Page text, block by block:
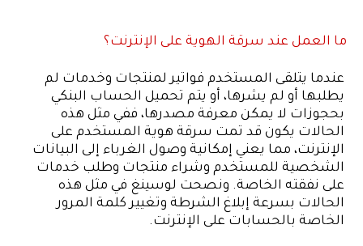
ما العمل عند سرقة الهوية على الإنترنت؟
عندما يتلقى المستخدم فواتير لمنتجات وخدمات لم
يطلبها أو لم يشرها، أو يتم تحميل الحساب البنكي
بحجوزات لا يمكن معرفة مصدرها، ففي مثل هذه
الحالات يكون قد تمت سرقة هوية المستخدم على
الإنترنت، مما يعني إمكانية وصول الغرباء إلى البيانات
الشخصية للمستخدم وشراء منتجات وطلب خدمات
على نفقته الخاصة. ونصحت لوسينغ في مثل هذه
الحالات بسرعة إبلاغ الشرطة وتغيير كلمة المرور
الخاصة بالحسابات على الإنترنت.